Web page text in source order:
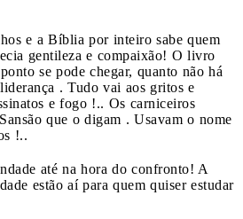
e a Bíblia por inteiro sabe quem
gentileza e compaixão! O livro
se pode chegar, quanto não há
. Tudo vai aos gritos e
e fogo !.. Os carniceiros
que o digam . Usavam o nome
!..
até na hora do confronto! A
estão aí para quem quiser estudar